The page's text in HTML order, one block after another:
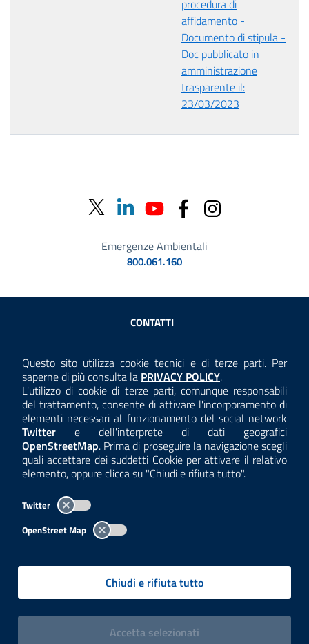
Questo sito utilizza cookie tecnici e di terze parti. Per
saperne di più consulta la Consulta la
PRIVACY POLICY.
L'utilizzo di cookie di terze parti, comunque responsabili
del trattamento, consente di attivare l'incorporamento di
elementi necessari al funzionamento del social network
Twitter e dell'interprete di dati geografici
OpenStreetMap. Prima di proseguire la navigazione scegli
quali accettare dei suddetti Cookie per attivare il relativo
elemento, oppure clicca su "Chiudi e rifiuta tutto".
Twitter
OpenStreet Map
Chiudi e rifiuta tutto
Accettai cookies
selezionati
procedura di
affidamento -
Documento di stipula -
Doc pubblicato in
amministrazione
trasparente il:
23/03/2023
Emergenze Ambientali
800.061.160
Sezione Link Utili
CONTATTI
ANTICORRUZIONE
ACCESSIBILITÀ
COOKIE E PRIVACY
TEMI A-Z
Per l'utilizzo del logo e dei dati fare riferimento al regolamento
consultabile aquesta pagina
P.IVA: 13015060158 | CUU-PA: UFCPQZ